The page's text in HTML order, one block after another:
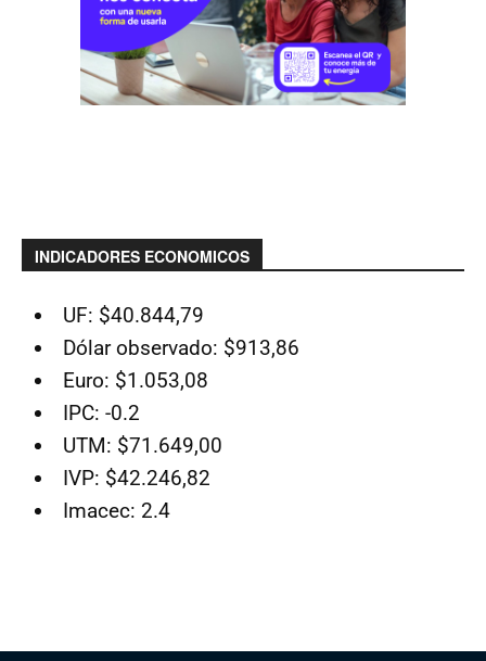
INDICADORES ECONOMICOS
UF: $40.844,79
Dólar observado: $913,86
Euro: $1.053,08
IPC: -0.2
UTM: $71.649,00
IVP: $42.246,82
Imacec: 2.4